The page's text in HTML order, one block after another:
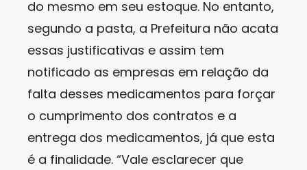
do mesmo em seu estoque. No entanto,
segundo a pasta, a Prefeitura não acata
essas justificativas e assim tem
notificado as empresas em relação da
falta desses medicamentos para forçar
o cumprimento dos contratos e a
entrega dos medicamentos, já que esta
é a finalidade. “Vale esclarecer que